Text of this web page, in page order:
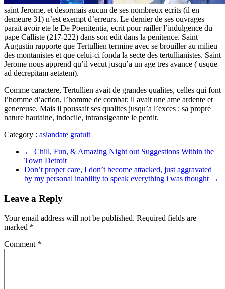
saint Jerome, et desormais aucun de ses nombreux ecrits (il en
demeure 31) n’est exempt d’erreurs. Le dernier de ses ouvrages
parait avoir ete le De Poenitentia, ecrit pour railler l’indulgence du
pape Calliste (217-222) dans son edit dans la penitence. Saint
Augustin rapporte que Tertullien termine avec se brouiller au milieu
des montanistes et que celui-ci fonda la secte des tertullianistes. Saint
Jerome nous apprend qu’il vecut jusqu’a un age tres avance ( usque
ad decrepitam aetatem).
Comme caractere, Tertullien avait de grandes qualites, celles qui font
l’homme d’action, l’homme de combat; il avait une ame ardente et
genereuse. Mais il poussait ses qualites jusqu’a l’exces : sa propre
nature hautaine, indocile, intransigeante le perdit.
Category : asiandate gratuit
← Chill, Fun, & Amazing Night out Suggestions Within the
Town Detroit
Don’t proper care, I don’t become attacked, just aggravated
by my personal inability to speak everything i was thought →
Leave a Reply
Your email address will not be published. Required fields are
marked *
Comment *